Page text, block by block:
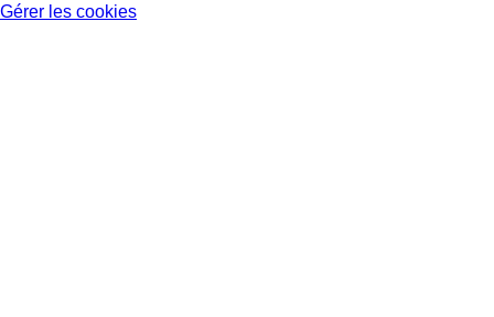
Gérer les cookies